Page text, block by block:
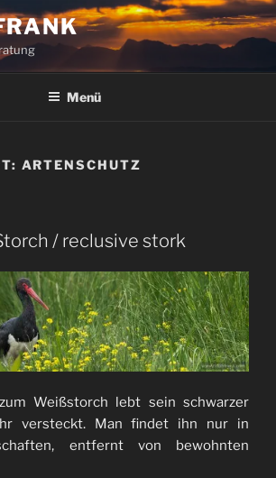
Menü
ARTENSCHUTZ
/ reclusive stork
Weißstorch lebt sein schwarzer
versteckt. Man findet ihn nur in
entfernt von bewohnten